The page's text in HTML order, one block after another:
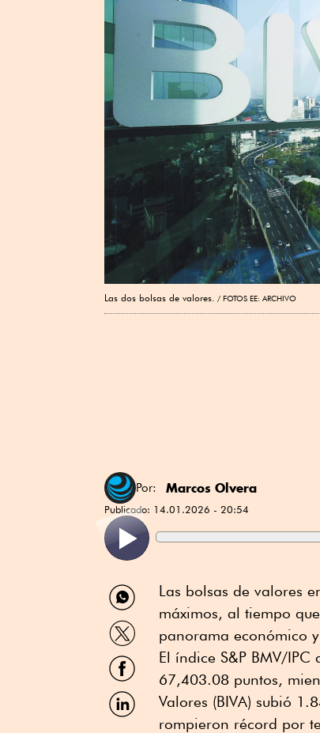
Las dos bolsas de valores. FOTOS EE: ARCHIVO
Por: Marcos Olvera
Publicado: 14.01.2026 - 20:54
Compartir
por
WhatsApp
Compartir
por
Twitter
Compartir
por
Facebook
Compartir
por
Las bolsas de valores
máximos, al tiempo
panorama económico
El índice S&P BMV/
67,403.08 puntos,
Valores (BIVA) subió
rompieron récord por